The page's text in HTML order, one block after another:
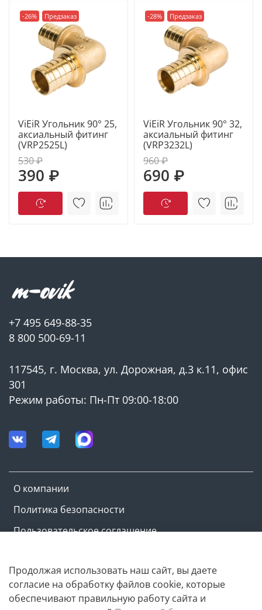
-26% Предзаказ
ViEiR Угольник 90° 25,
аксиальный фитинг
(VRP2525L)
530 ₽
390 ₽
-28% Предзаказ
ViEiR Угольник 90° 32,
аксиальный фитинг
(VRP3232L)
960 ₽
690 ₽
О компании
Политика безопасности
Пользовательское соглашение
+7 495 649-88-35
8 800 500-69-11
117545, г. Москва, ул. Дорожная, д.3 к.11, офис
301
Режим работы: Пн-Пт 09:00-18:00
Copyright © M-ovik.ru. 2022-2026
Продолжая использовать наш сайт, вы даете
согласие на обработку файлов cookie, которые
обеспечивают правильную работу сайта и